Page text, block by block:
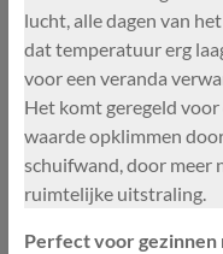
lucht, alle dagen van
dat temperatuur erg
voor een veranda
Het komt geregeld voor
waarde opklimmen
schuifwand, door meer
ruimtelijke uitstraling.
Perfect voor gezinnen